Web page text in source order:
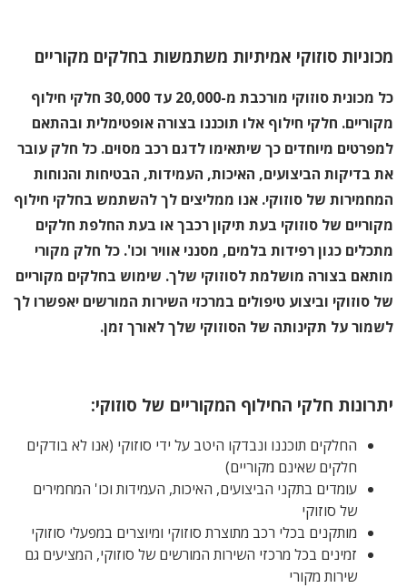
מכוניות סוזוקי אמיתיות משתמשות בחלקים מקוריים
כל מכונית סוזוקי מורכבת מ-20,000 עד 30,000 חלקי חילוף
מקוריים. חלקי חילוף אלו תוכננו בצורה אופטימלית ובהתאם
למפרטים מיוחדים כך שיתאימו לדגם רכב מסוים. כל חלק עובר
את בדיקות הביצועים, האיכות, העמידות, הבטיחות והנוחות
המחמירות של סוזוקי. אנו ממליצים לך להשתמש בחלקי חילוף
מקוריים של סוזוקי בעת תיקון רכבך או בעת החלפת חלקים
מתכלים כגון רפידות בלמים, מסנני אוויר וכו'. כל חלק מקורי
מותאם בצורה מושלמת לסוזוקי שלך. שימוש בחלקים מקוריים
של סוזוקי וביצוע טיפולים במרכזי השירות המורשים יאפשרו לך
לשמור על תקינותה של הסוזוקי שלך לאורך זמן.
יתרונות חלקי החילוף המקוריים של סוזוקי:
החלקים תוכננו ונבדקו היטב על ידי סוזוקי (אנו לא בודקים
חלקים שאינם מקוריים)
עומדים בתקני הביצועים, האיכות, העמידות וכו' המחמירים
של סוזוקי
מותקנים בכלי רכב מתוצרת סוזוקי ומיוצרים במפעלי סוזוקי
זמינים בכל מרכזי השירות המורשים של סוזוקי, המציעים גם
שירות מקורי